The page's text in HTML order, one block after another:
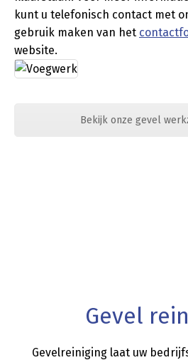
kunt u telefonisch contact met
gebruik maken van het
website.
Bekijk onze gevel
Gevel
Gevelreiniging laat uw